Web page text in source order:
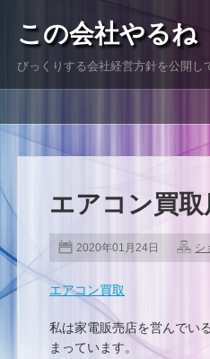
この会社やるね
びっくりする会社経営方針を公開し
エアコン買
2020年01月24日 シ
エアコン買取
私は家電販売店を営んでい
まっています。